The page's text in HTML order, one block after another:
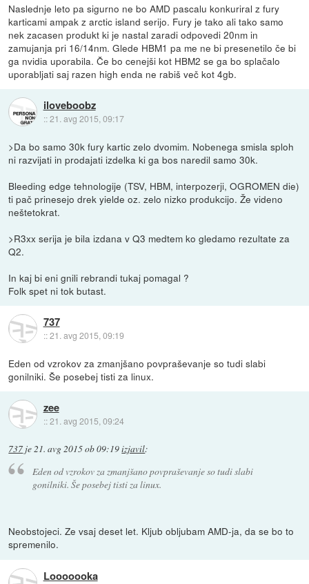
Naslednje leto pa sigurno ne bo AMD pascalu konkuriral z fury
karticami ampak z arctic island serijo. Fury je tako ali tako samo
nek zacasen produkt ki je nastal zaradi odpovedi 20nm in
zamujanja pri 16/14nm. Glede HBM1 pa me ne bi presenetilo če bi
ga nvidia uporabila. Če bo cenejši kot HBM2 se ga bo splačalo
uporabljati saj razen high enda ne rabiš več kot 4gb.
iloveboobz
::21. avg 2015, 09:17
>Da bo samo 30k fury kartic zelo dvomim. Nobenega smisla sploh
ni razvijati in prodajati izdelka ki ga bos naredil samo 30k.
Bleeding edge tehnologije (TSV, HBM, interpozerji, OGROMEN die)
ti pač prinesejo drek yielde oz. zelo nizko produkcijo. Že videno
neštetokrat.
>R3xx serija je bila izdana v Q3 medtem ko gledamo rezultate za
Q2.
In kaj bi eni gnili rebrandi tukaj pomagal ?
Folk spet ni tok butast.
737
::21. avg 2015, 09:19
Eden od vzrokov za zmanjšano povpraševanje so tudi slabi
gonilniki. Še posebej tisti za linux.
zee
::21. avg 2015, 09:24
737 je21. avg 2015 ob 09:19izjavil:
Eden od vzrokov za zmanjšano povpraševanje so tudi slabi
gonilniki. Še posebej tisti za linux.
Neobstojeci. Ze vsaj deset let. Kljub obljubam AMD-ja, da se bo to
spremenilo.
Looooooka